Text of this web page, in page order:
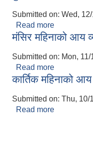
Submitted on: Wed,
Read more
मंसिर महिनाको आय
Submitted on: Mon,
Read more
कार्तिक महिनाको
Submitted on: Thu, 10/
Read more